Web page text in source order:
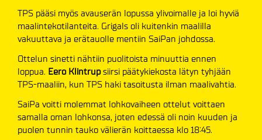
TPS pääsi myös avauserän lopussa ylivoimalle ja loi hyviä
maalintekotilanteita. Grigals oli kuitenkin maalilla
vakuuttava ja erätauolle mentiin SaiPan johdossa.
Ottelun sinetti nähtiin puolitoista minuuttia ennen
loppua. Eero Klintrupsiirsi päätykiekosta lätyn tyhjään
TPS-maaliin, kun TPS haki tasoitusta ilman maalivahtia.
SaiPa voitti molemmat lohkovaiheen ottelut voittaen
samalla oman lohkonsa, joten edessä oli noin kuuden ja
puolen tunnin tauko välierän koittaessa klo 18:45.